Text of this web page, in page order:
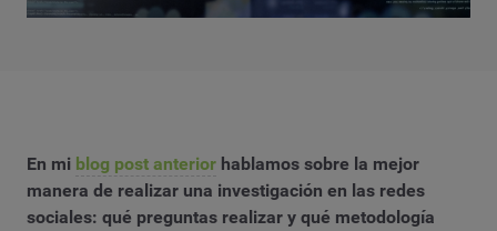
En mi blog post anterior hablamos sobre la mejor
manera de realizar una investigación en las redes
sociales: qué preguntas realizar y qué metodología